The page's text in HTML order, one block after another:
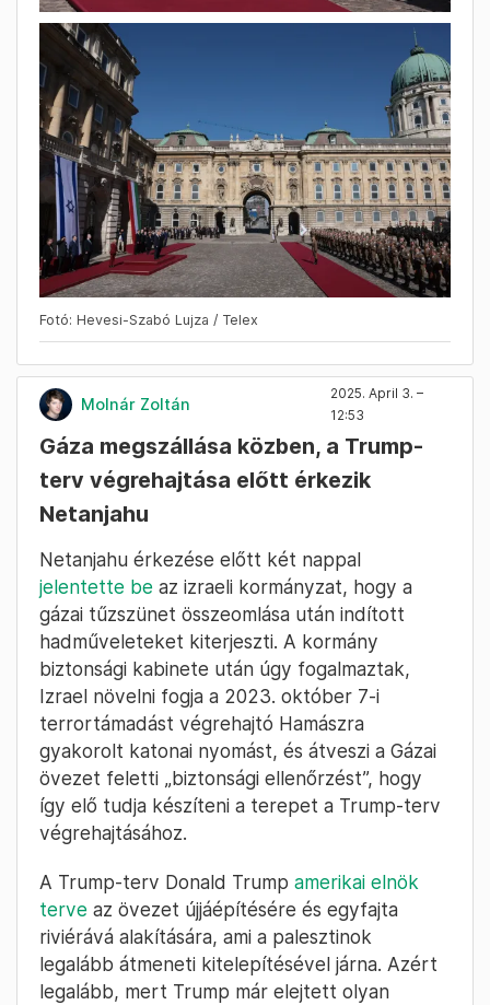
Fotó: Hevesi-Szabó Lujza / Telex
Molnár Zoltán
2025. April 3. –
12:53
Gáza megszállása közben, a Trump-
terv végrehajtása előtt érkezik
Netanjahu
Netanjahu érkezése előtt két nappal
jelentette be az izraeli kormányzat, hogy a
gázai tűzszünet összeomlása után indított
hadműveleteket kiterjeszti. A kormány
biztonsági kabinete után úgy fogalmaztak,
Izrael növelni fogja a 2023. október 7-i
terrortámadást végrehajtó Hamászra
gyakorolt katonai nyomást, és átveszi a Gázai
övezet feletti „biztonsági ellenőrzést”, hogy
így elő tudja készíteni a terepet a Trump-terv
végrehajtásához.
A Trump-terv Donald Trump amerikai elnök
terve az övezet újjáépítésére és egyfajta
riviérává alakítására, ami a palesztinok
legalább átmeneti kitelepítésével járna. Azért
legalább, mert Trump már elejtett olyan